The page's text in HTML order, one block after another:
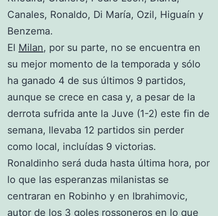
Canales, Ronaldo, Di María, Ozil, Higuaín y
Benzema.
El Milan, por su parte, no se encuentra en
su mejor momento de la temporada y sólo
ha ganado 4 de sus últimos 9 partidos,
aunque se crece en casa y, a pesar de la
derrota sufrida ante la Juve (1-2) este fin de
semana, llevaba 12 partidos sin perder
como local, incluídas 9 victorias.
Ronaldinho será duda hasta última hora, por
lo que las esperanzas milanistas se
centraran en Robinho y en Ibrahimovic,
autor de los 3 goles rossoneros en lo que